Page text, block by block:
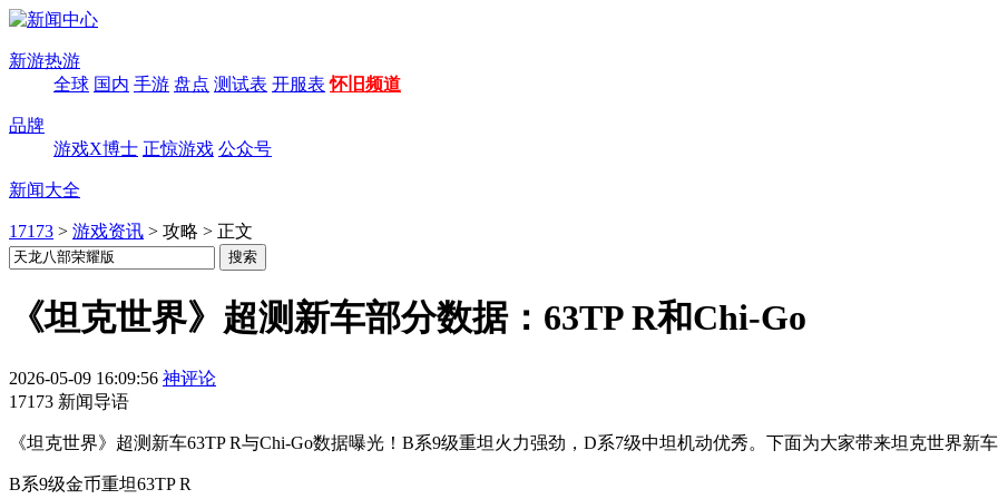
新游热游
全球 国内 手游 盘点 测试表 开服表 怀旧频道
品牌
游戏X博士 正惊游戏 公众号
新闻大全
17173 > 游戏资讯 > 攻略 > 正文
《坦克世界》超测新车部分数据：63TP R和Chi-Go
2026-05-09 16:09:56 神评论
17173 新闻导语
《坦克世界》超测新车63TP R与Chi-Go数据曝光！B系9级重坦火力强劲，D系7级中坦机动优秀。下面为大家带来坦克世界新
B系9级金币重坦63TP R